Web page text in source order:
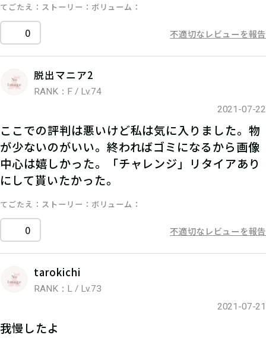
てごたえ ストーリー ボリューム
0 不適切なレビューを報告
脱出マニア2
RANK：F / Lv.74
2021-07-22
ここでの評判は悪いけど私は気に入りました。物
が少ないのがいい。終わればゴミになるから画像
中心は嬉しかった。「チャレンジ」リタイアあり
にして貰いたかった。
てごたえ ストーリー ボリューム
0 不適切なレビューを報告
tarokichi
RANK：L / Lv.73
2021-07-21
我慢したよ